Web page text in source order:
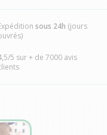
sous 24h (jours
5 sur + de 7000 avis